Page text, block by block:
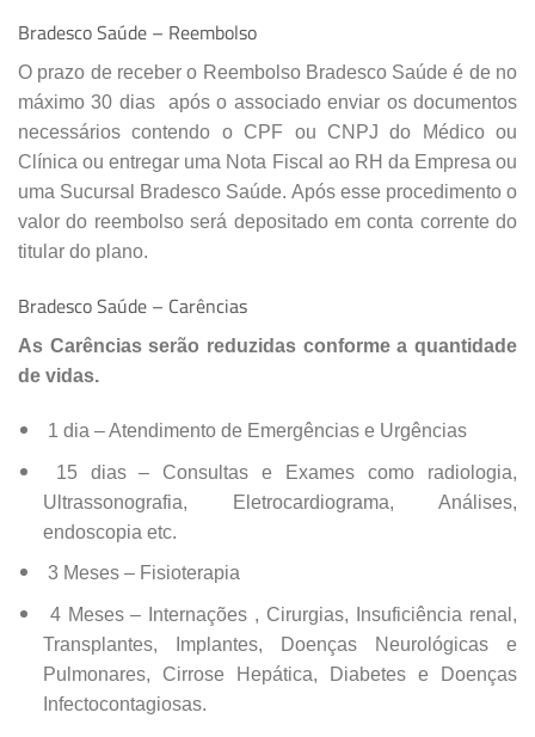
Bradesco Saúde – Reembolso
O prazo de receber o Reembolso Bradesco Saúde é de no
máximo 30 dias após o associado enviar os documentos
necessários contendo o CPF ou CNPJ do Médico ou
Clínica ou entregar uma Nota Fiscal ao RH da Empresa ou
uma Sucursal Bradesco Saúde. Após esse procedimento o
valor do reembolso será depositado em conta corrente do
titular do plano.
Bradesco Saúde – Carências
As Carências serão reduzidas conforme a quantidade
de vidas.
1 dia – Atendimento de Emergências e Urgências
15 dias – Consultas e Exames como radiologia,
Ultrassonografia, Eletrocardiograma, Análises,
endoscopia etc.
3 Meses – Fisioterapia
4 Meses – Internações , Cirurgias, Insuficiência renal,
Transplantes, Implantes, Doenças Neurológicas e
Pulmonares, Cirrose Hepática, Diabetes e Doenças
Infectocontagiosas.